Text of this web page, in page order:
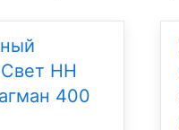
Свет НН
400